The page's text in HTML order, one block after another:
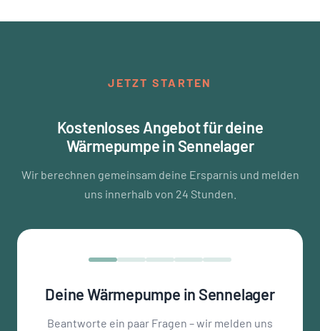
JETZT STARTEN
Kostenloses Angebot für deine
Wärmepumpe in Sennelager
Wir berechnen gemeinsam deine Ersparnis und melden
uns innerhalb von 24 Stunden.
Deine Wärmepumpe in Sennelager
Beantworte ein paar Fragen – wir melden uns